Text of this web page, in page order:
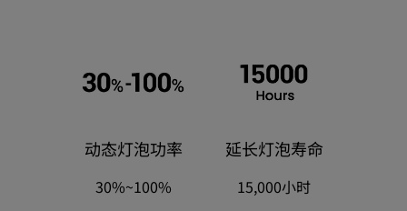
动态灯泡功率
30%~100%
延长灯泡寿命
15,000小时